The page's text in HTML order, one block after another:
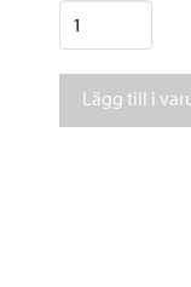
Salomon
Stance
102
Lägg till i